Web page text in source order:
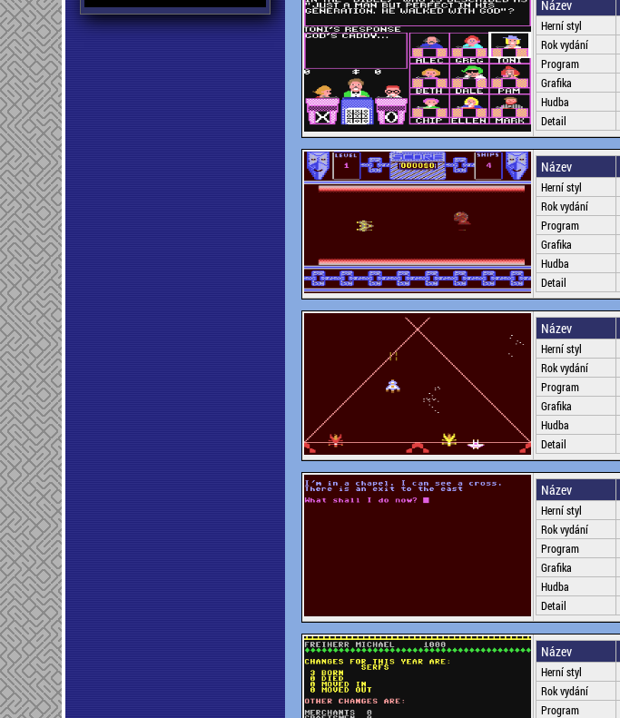
Název
Herní styl
Rok vydání
Program
Grafika
Hudba
Detail
Název
Herní styl
Rok vydání
Program
Grafika
Hudba
Detail
Název
Herní styl
Rok vydání
Program
Grafika
Hudba
Detail
Název
Herní styl
Rok vydání
Program
Grafika
Hudba
Detail
Název
Herní styl
Rok vydání
Program